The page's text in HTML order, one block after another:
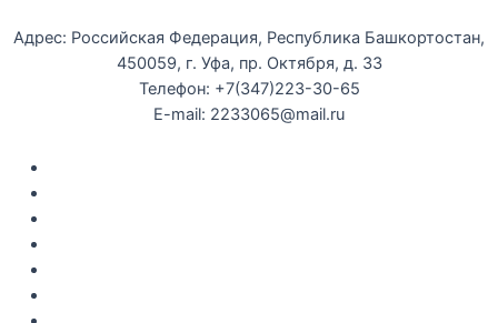
Адрес: Российская Федерация, Республика Башкортостан,
450059, г. Уфа, пр. Октября, д. 33
Телефон: +7(347)223-30-65
E-mail: 2233065@mail.ru